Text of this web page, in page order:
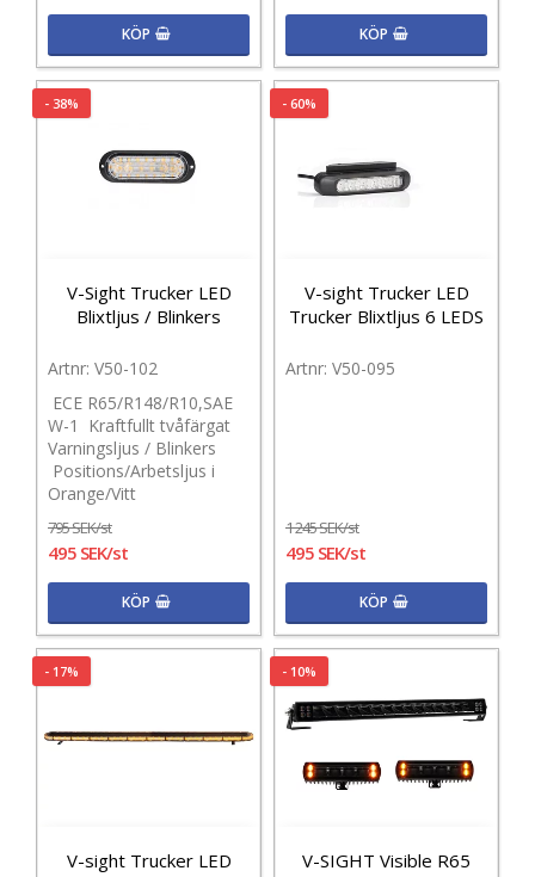
KÖP KÖP
- 38%
V-Sight Trucker LED
Blixtljus / Blinkers
V50-102
ECE R65/R148/R10,SAE
W-1 Kraftfullt tvåfärgat
Varningsljus / Blinkers
Positions/Arbetsljus i
Orange/Vitt
795 SEK/st
495 SEK/st
KÖP
- 60%
V-sight Trucker LED
Trucker Blixtljus 6 LEDS
V50-095
1 245 SEK/st
495 SEK/st
KÖP
- 17%
V-sight Trucker LED
- 10%
V-SIGHT Visible R65